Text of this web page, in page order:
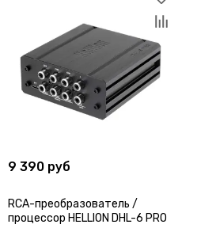
СтартВольт
DEGO
DD Audio
DAXX
Dunobil
EDGE
E.O.S.
FSD Audio
9 390 руб
RCA-преобразователь /
процессор HELLION DHL-6 PRO